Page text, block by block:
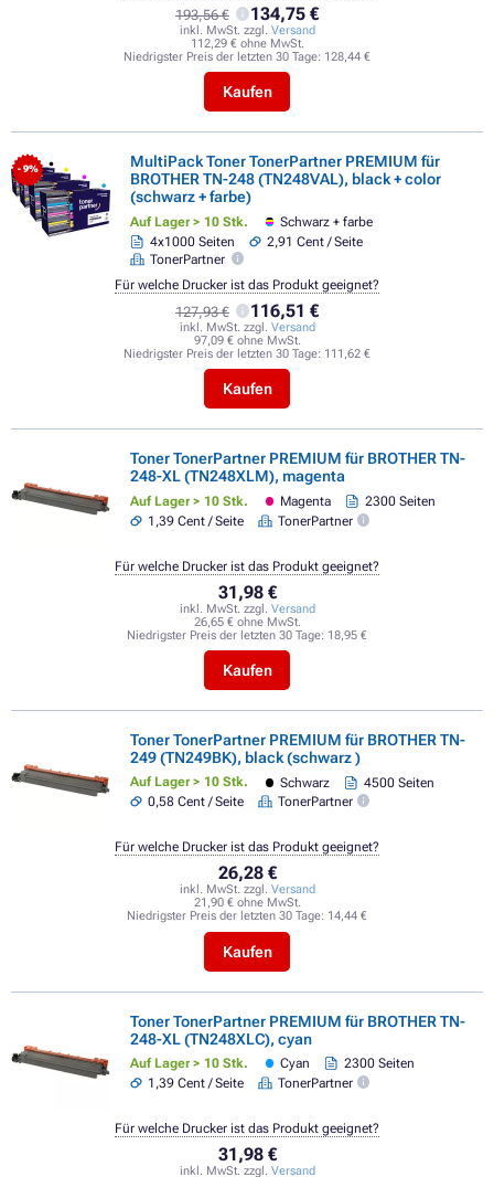
193,56 € 134,75 €
inkl. MwSt. zzgl. Versand
112,29 € ohne MwSt.
Niedrigster Preis der letzten 30 Tage: 128,44 €
Kaufen
- 9%
MultiPack Toner TonerPartner PREMIUM für
BROTHER TN-248 (TN248VAL), black + color
(schwarz + farbe)
Auf Lager > 10 Stk.
Schwarz + farbe
4x1000 Seiten
2,91 Cent / Seite
TonerPartner
127,93 € 116,51 €
inkl. MwSt. zzgl. Versand
97,09 € ohne MwSt.
Niedrigster Preis der letzten 30 Tage: 111,62 €
Kaufen
Für welche Drucker ist das Produkt geeignet?
Toner TonerPartner PREMIUM für BROTHER TN-
248-XL (TN248XLM), magenta
Auf Lager > 10 Stk. Magenta
2300 Seiten
1,39 Cent / Seite
TonerPartner
31,98 €
inkl. MwSt. zzgl. Versand
26,65 € ohne MwSt.
Niedrigster Preis der letzten 30 Tage: 18,95 €
Kaufen
Für welche Drucker ist das Produkt geeignet?
Toner TonerPartner PREMIUM für BROTHER TN-
249 (TN249BK), black (schwarz )
Auf Lager > 10 Stk. Schwarz
4500 Seiten
0,58 Cent / Seite
TonerPartner
26,28 €
inkl. MwSt. zzgl. Versand
21,90 € ohne MwSt.
Niedrigster Preis der letzten 30 Tage: 14,44 €
Kaufen
Für welche Drucker ist das Produkt geeignet?
Toner TonerPartner PREMIUM für BROTHER TN-
248-XL (TN248XLC), cyan
Auf Lager > 10 Stk. Cyan
2300 Seiten
1,39 Cent / Seite
TonerPartner
31,98 €
inkl. MwSt. zzgl. Versand
Für welche Drucker ist das Produkt geeignet?